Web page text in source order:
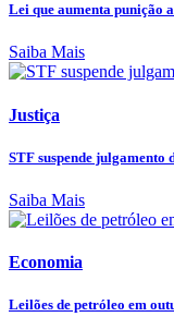
Lei que aumenta punição
Saiba Mais
Justiça
STF suspende julgamento
Saiba Mais
Economia
Leilões de petróleo em